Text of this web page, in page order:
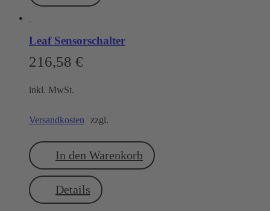
Leaf Sensorschalter
216,58 €
inkl. MwSt.
zzgl.
Versandkosten
In den Warenkorb
Details